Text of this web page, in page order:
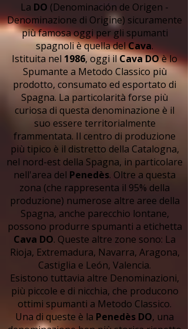
La DO (Denominación de Origen -
Denominazione di Origine) sicuramente
più famosa oggi per gli spumanti
spagnoli è quella delCava.
Istituita nel 1986, oggi ilCava DOè lo
Spumante a Metodo Classico più
prodotto, consumato ed esportato di
Spagna. La particolarità forse più
curiosa di questa denominazione è il
suo essere territorialmente
frammentata. Il centro di produzione
più tipico è il distretto della Catalogna,
nel nord-est della Spagna, in particolare
nell'area del Penedès. Oltre a questa
zona (che rappresenta il 95% della
produzione) numerose altre aree della
Spagna, anche parecchio lontane,
possono produrre spumanti a etichetta
Cava DO. Queste altre zone sono: La
Rioja, Extremadura, Navarra, Aragona,
Castiglia e León, Valencia.
Esistono tuttavia altre Denominazioni,
più piccole e di nicchia, che producono
ottimi spumanti a Metodo Classico.
Una di queste è la Penedès DO, una